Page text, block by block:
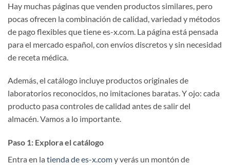
Hay muchas páginas que venden productos similares, pero
pocas ofrecen la combinación de calidad, variedad y métodos
de pago flexibles que tiene es-x.com. La página está pensada
para el mercado español, con envíos discretos y sin necesidad
de receta médica.
Además, el catálogo incluye productos originales de
laboratorios reconocidos, no imitaciones baratas. Y ojo: cada
producto pasa controles de calidad antes de salir del
almacén. Vamos a lo importante.
Paso 1: Explora el catálogo
Entra en la tienda de es-x.comy verás un montón de